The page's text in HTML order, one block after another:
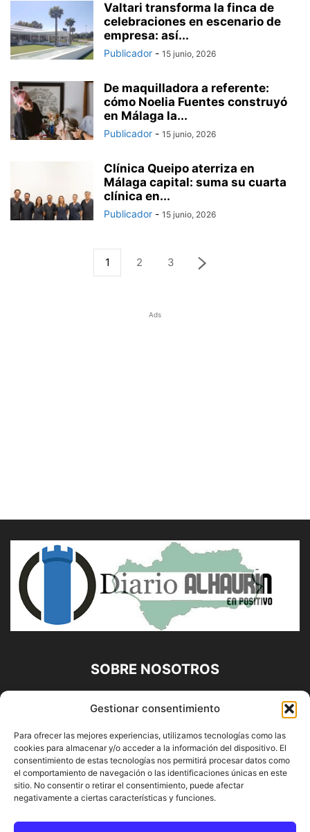
Gestionar consentimiento
Para ofrecer las mejores experiencias, utilizamos tecnologías como las
cookies para almacenar y/o acceder a la información del dispositivo. El
consentimiento de estas tecnologías nos permitirá procesar datos como
el comportamiento de navegación o las identificaciones únicas en este
sitio. No consentir o retirar el consentimiento, puede afectar
negativamente a ciertas características y funciones.
Valtari transforma la finca de
celebraciones en escenario de
empresa: así...
Publicador - 15 junio, 2026
De maquilladora a referente:
cómo Noelia Fuentes construyó
en Málaga la...
Publicador - 15 junio, 2026
Clínica Queipo aterriza en
Málaga capital: suma su cuarta
clínica en...
Publicador - 15 junio, 2026
1 2 3
Ads
SOBRE NOSOTROS
Diario Alhaurín (www.alhaurindelatorre.com) Propiedad de
Francisco E. López López | 639 95 71 95 | Noticias de
Alhaurín de la Torre, Málaga y Provincia|
Contáctanos:info@alhaurindelatorre.com
SÍGUENOS